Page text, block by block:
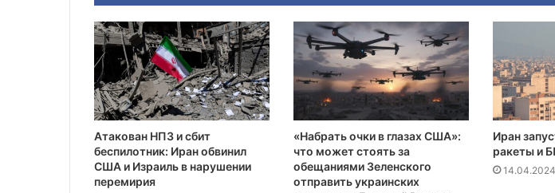
Атакован НПЗ и сбит
беспилотник: Иран обвинил
США и Израиль в нарушении
перемирия
«Набрать очки в глазах США»:
что может стоять за
обещаниями Зеленского
отправить украинских
Иран
ракеты и
14.04.2024